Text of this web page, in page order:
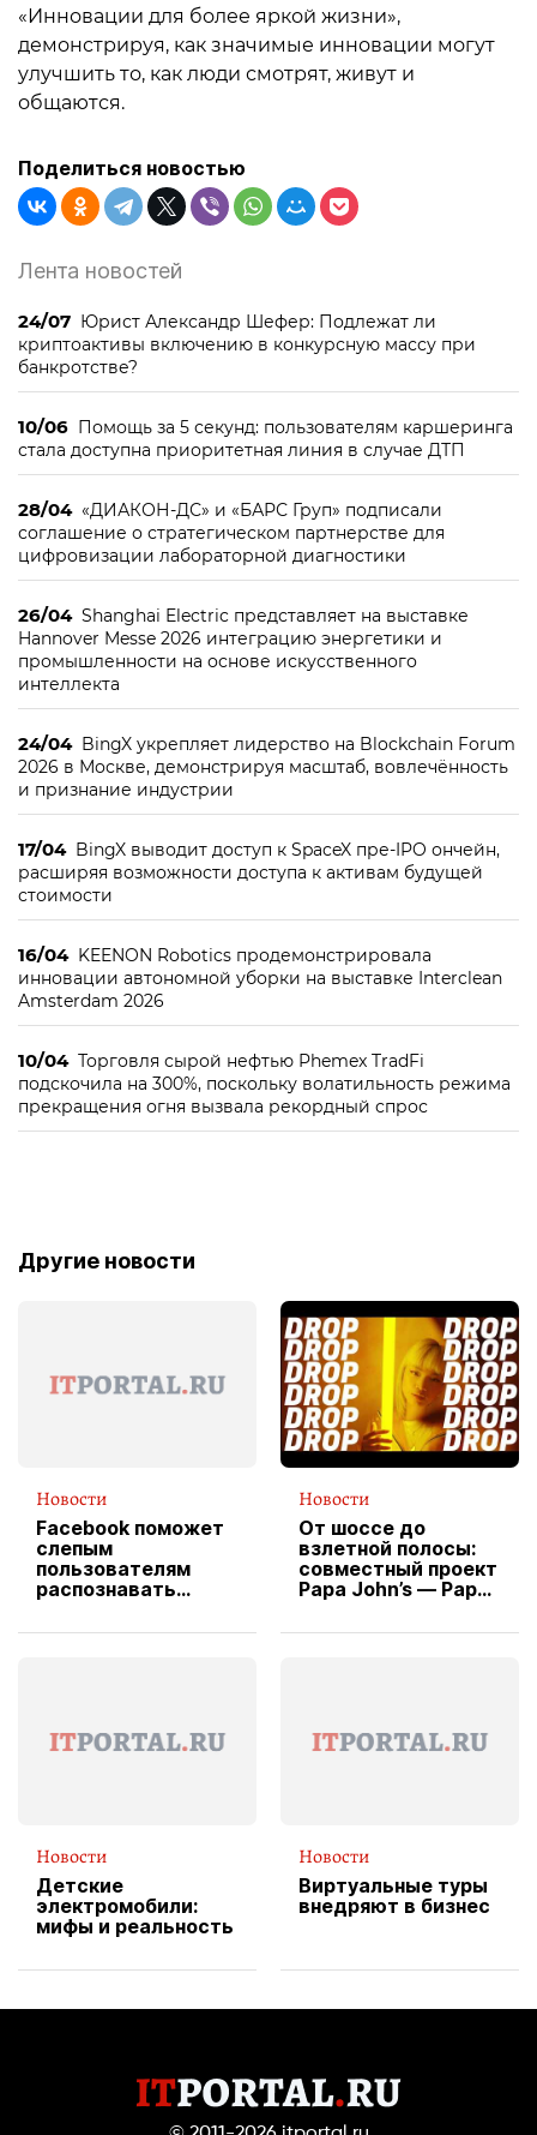
«Инновации для более яркой жизни»,
демонстрируя, как значимые инновации могут
улучшить то, как люди смотрят, живут и
общаются.
Поделиться новостью
Лента новостей
24/07 Юрист Александр Шефер: Подлежат ли
криптоактивы включению в конкурсную массу при
банкротстве?
10/06 Помощь за 5 секунд: пользователям каршеринга
стала доступна приоритетная линия в случае ДТП
28/04 «ДИАКОН-ДС» и «БАРС Груп» подписали
соглашение о стратегическом партнерстве для
цифровизации лабораторной диагностики
26/04 Shanghai Electric представляет на выставке
Hannover Messe 2026 интеграцию энергетики и
промышленности на основе искусственного
интеллекта
24/04 BingX укрепляет лидерство на Blockchain Forum
2026 в Москве, демонстрируя масштаб, вовлечённость
и признание индустрии
17/04 BingX выводит доступ к SpaceX пре-IPO ончейн,
расширяя возможности доступа к активам будущей
стоимости
16/04 KEENON Robotics продемонстрировала
инновации автономной уборки на выставке Interclean
Amsterdam 2026
10/04 Торговля сырой нефтью Phemex TradFi
подскочила на 300%, поскольку волатильность режима
прекращения огня вызвала рекордный спрос
Другие новости
Новости
Facebook поможет
слепым
пользователям
распознавать
Новости
От шоссе до
взлетной полосы:
совместный проект
Papa John’s — Papa
вводит
Новости
Детские
электромобили:
мифы и реальность
Новости
Виртуальные туры
внедряют в бизнес